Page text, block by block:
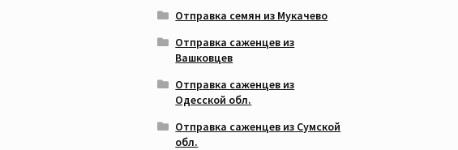
Отправка семян из Мукачево
Отправка саженцев из
Вашковцев
Отправка саженцев из
Одесской обл.
Отправка саженцев из Сумской
обл.